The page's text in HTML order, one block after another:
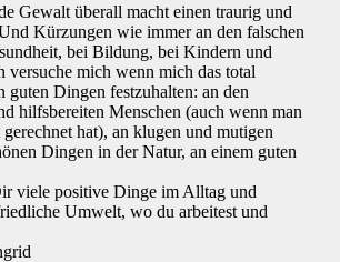
Gewalt überall macht einen traurig und
Kürzungen wie immer an den falschen
bei Bildung, bei Kindern und
mich wenn mich das total
guten Dingen festzuhalten: an den
hilfsbereiten Menschen (auch wenn man
hat), an klugen und mutigen
Dingen in der Natur, an einem guten
viele positive Dinge im Alltag und
Umwelt, wo du arbeitest und